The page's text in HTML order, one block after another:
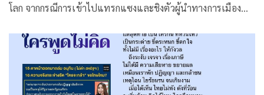
โลก จากกรณีการเข้าไปแทรกแซงและชิงตัวผู้นำทางการเมือง
สัญญาณเชิงโครงสร้างของ ระเบียบโลกที่กำลังเปลี่ยนผ่าน